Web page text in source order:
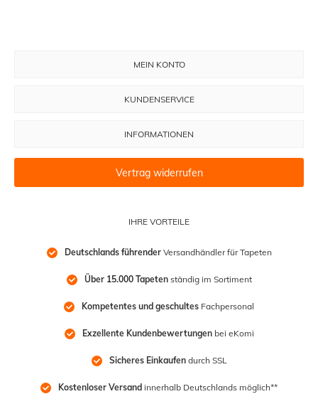
IHRE VORTEILE
Deutschlands führender Versandhändler für Tapeten
Über 15.000 Tapeten ständig im Sortiment
Kompetentes und geschultes Fachpersonal
Exzellente Kundenbewertungen bei eKomi
Sicheres Einkaufen durch SSL
Kostenloser Versand innerhalb Deutschlands möglich**
MEIN KONTO
KUNDENSERVICE
INFORMATIONEN
Vertrag widerrufen